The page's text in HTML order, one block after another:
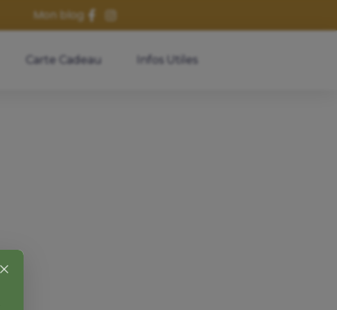
Mon blog
Carte Cadeau Infos Utiles